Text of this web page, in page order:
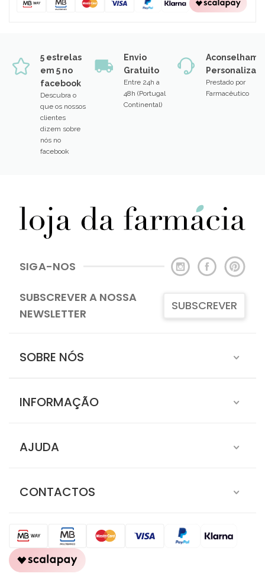
5 estrelas
em 5 no
facebook
Descubra o
que os nossos
clientes
dizem sobre
nós no
facebook
Envio
Gratuito
Entre 24h a
48h (Portugal
Continental)
Prestado por
Farmacêutico
SIGA-NOS
SUBSCREVER A NOSSA
NEWSLETTER
SUBSCREVER
SOBRE NÓS
INFORMAÇÃO
AJUDA
CONTACTOS